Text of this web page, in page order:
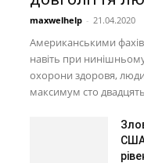
maxwelhelp - 21.04.2020
Американськими
навіть при
охорони здоровя,
максимум сто
США